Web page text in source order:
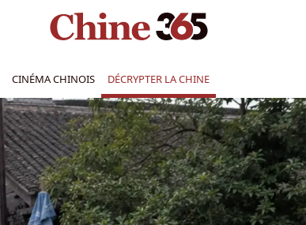
CINÉMA CHINOIS DÉCRYPTER LA CHINE